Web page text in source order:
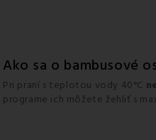
Ako sa o bambusové
Pri praní s teplotou vody 40°C
programe ich môžete žehliť s